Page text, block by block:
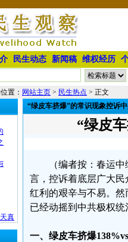
民生动态 新闻稿 维权经历
置： 网站主页 > 民生热点 > 正文
真
“绿皮车挤爆”的常识现象控诉
“绿皮
（编者按：春运
言，控诉着底层广大
红利的艰辛与不易。
已经动摇到中共极权统
一、绿皮车挤爆